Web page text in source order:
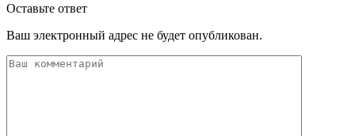
Оставьте ответ
Ваш электронный адрес не будет опубликован.